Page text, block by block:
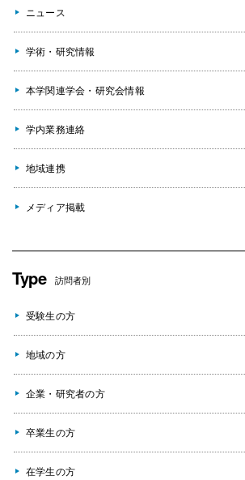
ニュース
学術・研究情報
本学関連学会・研究会情報
学内業務連絡
地域連携
メディア掲載
Type 訪問者別
受験生の方
地域の方
企業・研究者の方
卒業生の方
在学生の方